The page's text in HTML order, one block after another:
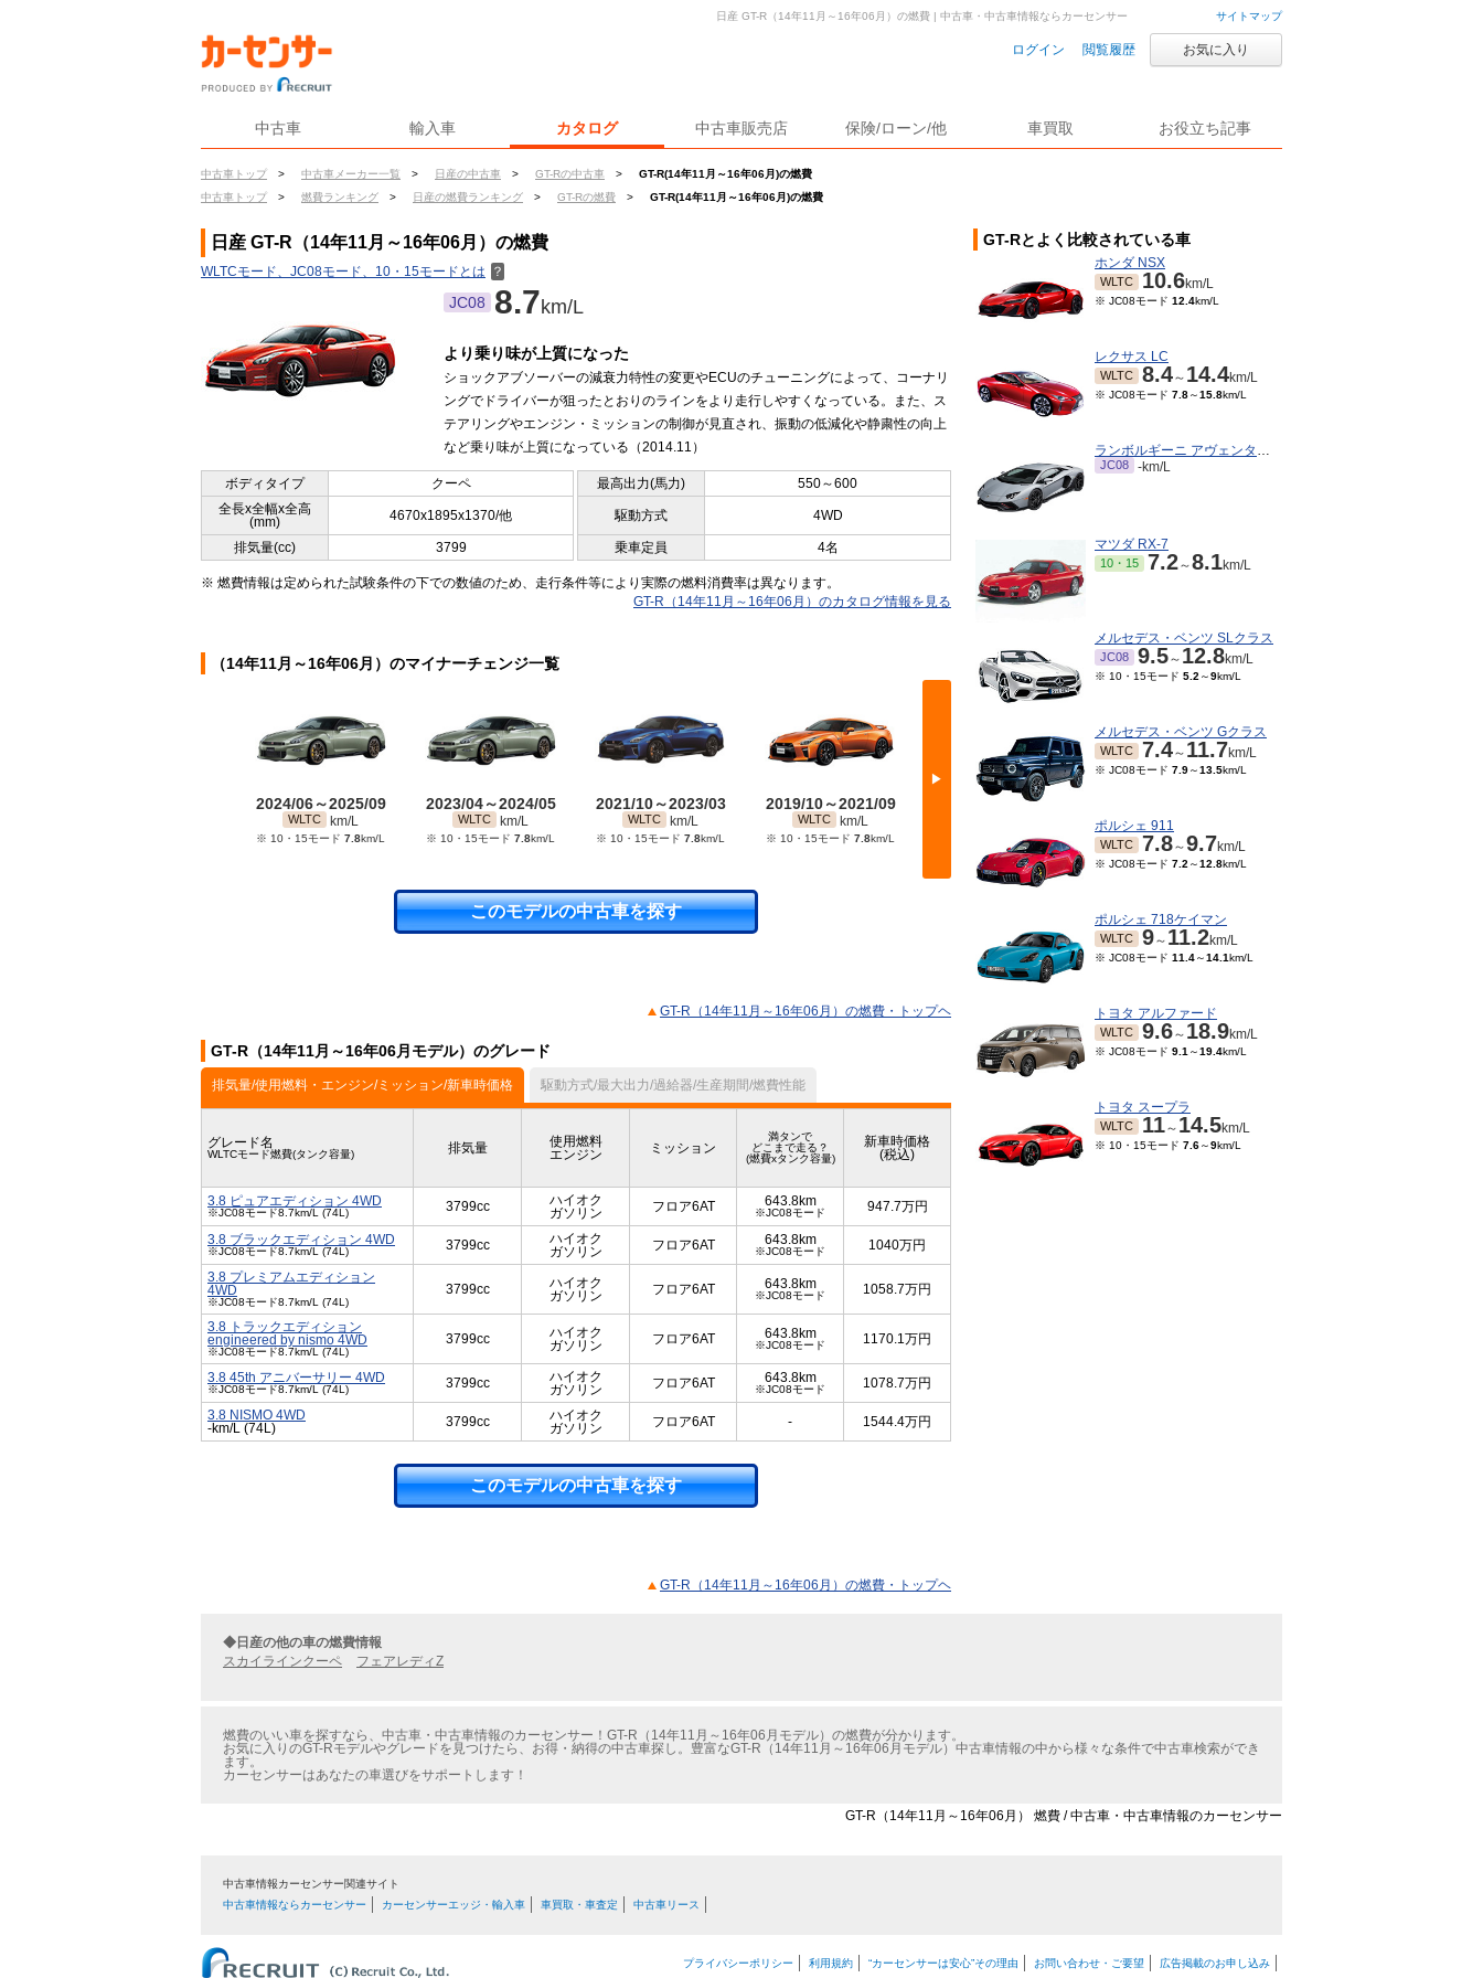
サイトマップ
ログイン 閲覧履歴 お気に入り
中古車 輸入車 カタログ 中古車販売店 保険/ローン/他 車買取 お役立ち記事
中古車トップ > 中古車メーカー一覧 > 日産の中古車 > GT-Rの中古車 >
GT-R(14年11月～16年06月)の燃費
中古車トップ
> 燃費ランキング > 日産の燃費ランキング > GT-Rの燃費 > GT-R(14年11月～16年06月)の燃費
日産 GT-R（14年11月～16年06月）の燃費 | 中古車・中古車情報ならカーセンサー
日産 GT-R（14年11月～16年06月）の燃費
WLTCモード、JC08モード、10・15モードとは ？
JC08 8.7km/L
より乗り味が上質になった
ショックアブソーバーの減衰力特性の変更やECUのチューニングによって、コーナリ
ングでドライバーが狙ったとおりのラインをより走行しやすくなっている。また、ス
テアリングやエンジン・ミッションの制御が見直され、振動の低減化や静粛性の向上
など乗り味が上質になっている（2014.11）
ボディタイプ クーペ 最高出力(馬力)
550～600
全長x全幅x全高
(mm)
4670x1895x1370/他 駆動方式 4WD
排気量(cc) 3799 乗車定員 4名
※ 燃費情報は定められた試験条件の下での数値のため、走行条件等により実際の燃料消費率は異なります。
GT-R（14年11月～16年06月）のカタログ情報を見る
（14年11月～16年06月）のマイナーチェンジ一覧
▶
2024/06～2025/09
WLTC km/L
※ 10・15モード 7.8km/L
2023/04～2024/05
WLTC km/L
※ 10・15モード 7.8km/L
2021/10～2023/03
WLTC km/L
※ 10・15モード 7.8km/L
2019/10～2021/09
WLTC km/L
※ 10・15モード 7.8km/L
2019/06～2019/09
※ 10・15モード7.8km/L
JC08
このモデルの中古車を探す
GT-R（14年11月～16年06月）の燃費・トップヘ
GT-R（14年11月～16年06月モデル）のグレード
排気量/使用燃料・エンジン/ミッション/新車時価格 駆動方式/最大出力/過給器/生産期間/燃費性能
グレード名
WLTCモード燃費(タンク容量) 排気量
使用燃料
エンジン
ミッション
満タンで
どこまで走る？
(燃費xタンク容量)
新車時価格
(税込)
3.8 ピュアエディション 4WD
※JC08モード8.7km/L (74L) 3799cc
ハイオク
ガソリン
フロア6AT 643.8km
※JC08モード 947.7万円
3.8 ブラックエディション 4WD
※JC08モード8.7km/L (74L) 3799cc
ハイオク
ガソリン
フロア6AT 643.8km
※JC08モード 1040万円
3.8 プレミアムエディション
4WD
※JC08モード8.7km/L (74L)
3799cc
ハイオク
ガソリン
フロア6AT 643.8km
※JC08モード 1058.7万円
3.8 トラックエディション
engineered by nismo 4WD
※JC08モード8.7km/L (74L)
3799cc
ハイオク
ガソリン
フロア6AT 643.8km
※JC08モード 1170.1万円
3.8 45th アニバーサリー 4WD
※JC08モード8.7km/L (74L) 3799cc
ハイオク
ガソリン
フロア6AT 643.8km
※JC08モード 1078.7万円
3.8 NISMO 4WD
-km/L (74L)
3799cc
ハイオク
ガソリン
フロア6AT - 1544.4万円
このモデルの中古車を探す
GT-R（14年11月～16年06月）の燃費・トップヘ
GT-Rとよく比較されている車
ホンダ NSX
WLTC 10.6km/L
※ JC08モード 12.4km/L
レクサス LC
WLTC 8.4～ 14.4km/L
※ JC08モード 7.8～15.8km/L
ランボルギーニ アヴェンタドール
JC08 -km/L
マツダ RX-7
10・15 7.2～8.1km/L
メルセデス・ベンツ SLクラス
JC08 9.5～ 12.8km/L
※ 10・15モード 5.2 ～9km/L
メルセデス・ベンツ Gクラス
WLTC 7.4～ 11.7km/L
※ JC08モード 7.9～13.5km/L
ポルシェ 911
WLTC 7.8～9.7km/L
※ JC08モード 7.2 ～12.8km/L
ポルシェ 718ケイマン
WLTC 9～ 11.2km/L
※ JC08モード 11.4～14.1km/L
トヨタ アルファード
WLTC 9.6～ 18.9km/L
※ JC08モード 9.1 ～19.4km/L
トヨタ スープラ
WLTC 11～ 14.5km/L
※ 10・15モード 7.6～9km/L
◆日産の他の車の燃費情報
スカイラインクーペ
フェアレディZ
燃費のいい車を探すなら、中古車・中古車情報のカーセンサー！GT-R（14年11月～16年06月モデル）の燃費が分かります。
お気に入りのGT-Rモデルやグレードを見つけたら、お得・納得の中古車探し。豊富なGT-R（14年11月～16年06月モデル）中古車情報の中から様々な条件で中古車検索ができ
ます。
カーセンサーはあなたの車選びをサポートします！
GT-R（14年11月～16年06月） 燃費 / 中古車・中古車情報のカーセンサー
中古車情報カーセンサー関連サイト
中古車情報ならカーセンサー
カーセンサーエッジ・輸入車 車買取・車査定 中古車リース
プライバシーポリシー 利用規約 “カーセンサーは安心”その理由 お問い合わせ・ご要望 広告掲載のお申し込み